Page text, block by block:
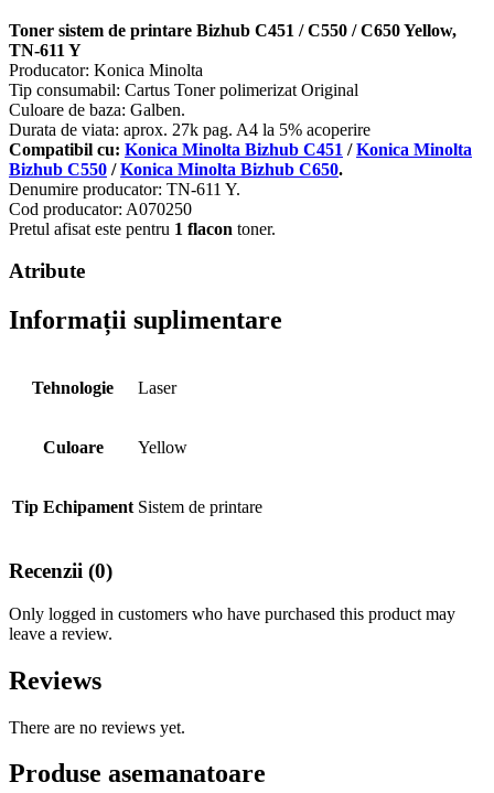
Toner sistem de printare Bizhub C451 / C550 / C650 Yellow,
TN-611 Y
Producator: Konica Minolta
Tip consumabil: Cartus Toner polimerizat Original
Culoare de baza: Galben.
Durata de viata: aprox. 27k pag. A4 la 5% acoperire
Compatibil cu: Konica Minolta Bizhub C451 /Konica Minolta
Bizhub C550 /Konica Minolta Bizhub C650.
Denumire producator: TN-611 Y.
Cod producator: A070250
Pretul afisat este pentru 1 flacon toner.
Atribute
Informații suplimentare
Tehnologie Laser
Culoare Yellow
Tip Echipament Sistem de printare
Recenzii (0)
Only logged in customers who have purchased this product may
leave a review.
Reviews
There are no reviews yet.
Produse asemanatoare